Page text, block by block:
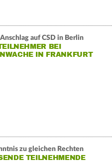
Anschlag auf CSD in Berlin
BEI
IN FRANKFURT
zu gleichen Rechten
TEILNEHMENDE